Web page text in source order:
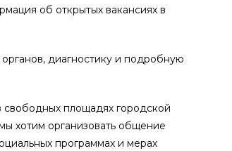
об открытых вакансиях в
диагностику и подробную
свободных площадях городской
хотим организовать общение
программах и мерах